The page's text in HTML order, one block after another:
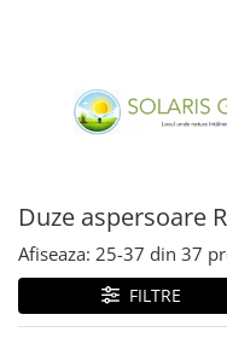
Sisteme de irigații Rain
Programatoare irigatii
9V
Aspersoare Rain Bird
Duze aspersoare Rain Bird
Uși seminee și cuptoare
Accesorii intretinere
Furtunuri de grădină
Duze aspersoare
Afiseaza: 25-37 din 37
FILTRE